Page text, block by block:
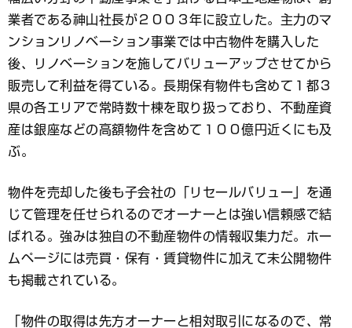
業者である神山社長が２００３年に設立した。主力のマ
ンションリノベーション事業では中古物件を購入した
後、リノベーションを施してバリューアップさせてから
販売して利益を得ている。長期保有物件も含めて１都３
県の各エリアで常時数十棟を取り扱っており、不動産資
産は銀座などの高額物件を含めて１００億円近くにも及
ぶ。
物件を売却した後も子会社の「リセールバリュー」を通
じて管理を任せられるのでオーナーとは強い信頼感で結
ばれる。強みは独自の不動産物件の情報収集力だ。ホー
ムページには売買・保有・賃貸物件に加えて未公開物件
も掲載されている。
「物件の取得は先方オーナーと相対取引になるので、常